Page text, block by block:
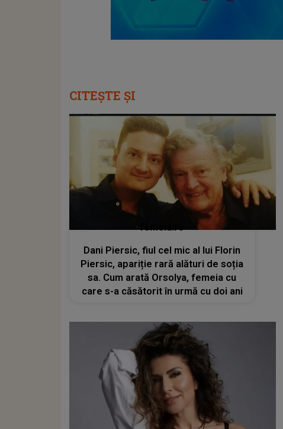
CITEȘTE ȘI
femeia.ro
Dani Piersic, fiul cel mic al lui Florin
Piersic, apariție rară alături de soția
sa. Cum arată Orsolya, femeia cu
care s-a căsătorit în urmă cu doi ani